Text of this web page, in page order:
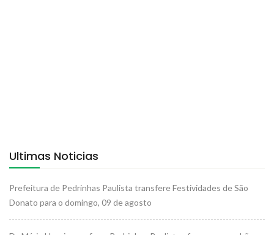
Ultimas Noticias
Prefeitura de Pedrinhas Paulista transfere Festividades de São
Donato para o domingo, 09 de agosto